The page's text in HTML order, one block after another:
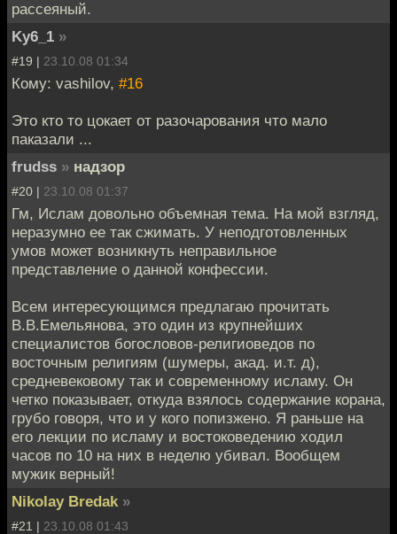
рассеяный.
Ky6_1 »
#19 | 23.10.08 01:34
Кому: vashilov, #16
Это кто то цокает от разочарования что мало
паказали ...
frudss » надзор
#20 | 23.10.08 01:37
Гм, Ислам довольно объемная тема. На мой взгляд,
неразумно ее так сжимать. У неподготовленных
умов может возникнуть неправильное
представление о данной конфессии.
Всем интересующимся предлагаю прочитать
В.В.Емельянова, это один из крупнейших
специалистов богословов-религиоведов по
восточным религиям (шумеры, акад. и.т. д),
средневековому так и современному исламу. Он
четко показывает, откуда взялось содержание корана,
грубо говоря, что и у кого попизжено. Я раньше на
его лекции по исламу и востоковедению ходил
часов по 10 на них в неделю убивал. Вообщем
мужик верный!
Nikolay Bredak »
#21 | 23.10.08 01:43